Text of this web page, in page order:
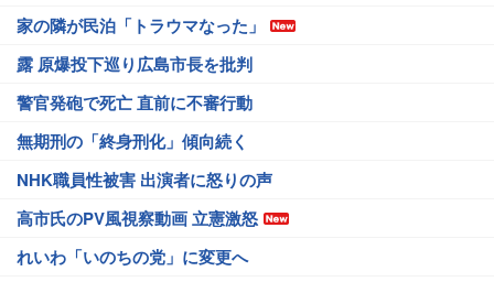
家の隣が民泊「トラウマなった」
露 原爆投下巡り広島市長を批判
警官発砲で死亡 直前に不審行動
無期刑の「終身刑化」傾向続く
NHK職員性被害 出演者に怒りの声
高市氏のPV風視察動画 立憲激怒
れいわ「いのちの党」に変更へ